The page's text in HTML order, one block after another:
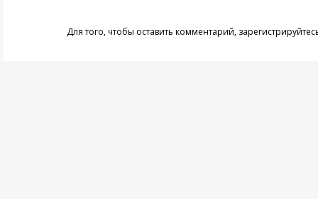
Для того, чтобы оставить комментарий,